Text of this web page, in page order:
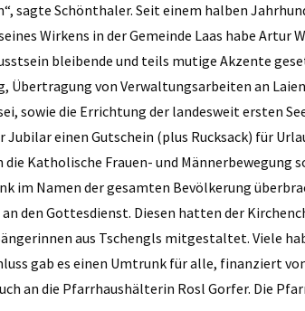
sagte Schönthaler. Seit einem halben
Wirkens in der Gemeinde Laas habe
bleibende und teils mutige Akzente
von Verwaltungsarbeiten an
sowie die Errichtung der landesweit ­ersten
Jubilar einen Gutschein (plus Rucksack) für
die Katholische Frauen- und Männerbewegung
im Namen der gesamten Bevölkerung
den Gottesdienst. Diesen hatten der
aus Tschengls mitgestaltet. Viele
gab es einen Umtrunk für alle, finanziert
an die Pfarrhaushälterin Rosl Gorfer. Die